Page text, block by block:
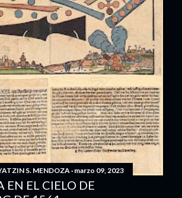
S. MENDOZA marzo 09, 2023
EN EL CIELO DE